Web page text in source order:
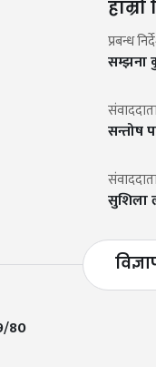
प्रबन्ध
सम्झना
सन्तोष
सुशिला
80